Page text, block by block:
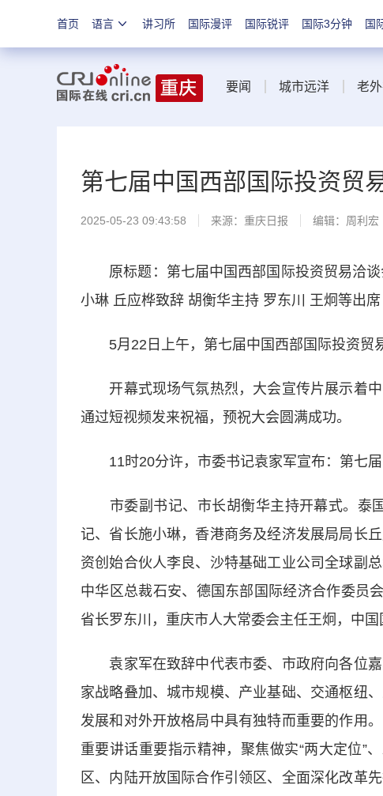
首页 语言 讲习所 国际漫评 国际锐评 国际3分钟 国
要闻 城市远洋 老
第七届中国西部国际投资贸
2025-05-23 09:43:58 来源： 重庆日报 编辑：周利宏
原标题：第七届中国西部国际投资贸易洽谈
小琳 丘应桦致辞 胡衡华主持 罗东川 王炯等出
5月22日上午，第七届中国西部国际投资贸易
开幕式现场气氛热烈，大会宣传片展示着中
通过短视频发来祝福，预祝大会圆满成功。
11时20分许，市委书记袁家军宣布：第七届
市委副书记、市长胡衡华主持开幕式。泰国
记、省长施小琳，香港商务及经济发展局局长
资创始合伙人李良、沙特基础工业公司全球副
中华区总裁石安、德国东部国际经济合作委员
省长罗东川，重庆市人大常委会主任王炯，中
袁家军在致辞中代表市委、市政府向各位嘉
家战略叠加、城市规模、产业基础、交通枢纽
发展和对外开放格局中具有独特而重要的作用
重要讲话重要指示精神，聚焦做实“两大定位”
区、内陆开放国际合作引领区、全面深化改革